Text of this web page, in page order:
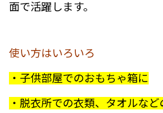
面で活躍します。
使い方はいろいろ
・子供部屋でのおもちゃ箱に
・脱衣所での衣類、タオルな